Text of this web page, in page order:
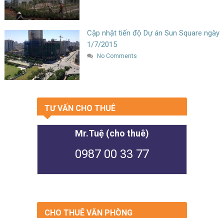
Cập nhật tiến độ Dự án Sun Square ngày
1/7/2015
No Comments
TƯ VẤN CHO THUÊ
Mr.Tuệ (cho thuê)
0987 00 33 77
CHO THUÊ VĂN PHÒNG